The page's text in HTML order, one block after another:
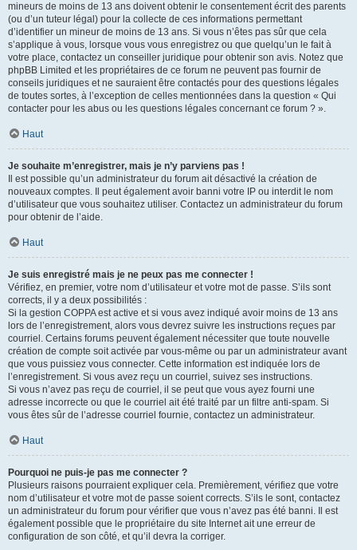
mineurs de moins de 13 ans doivent obtenir le consentement écrit des parents
(ou d’un tuteur légal) pour la collecte de ces informations permettant
d’identifier un mineur de moins de 13 ans. Si vous n’êtes pas sûr que cela
s’applique à vous, lorsque vous vous enregistrez ou que quelqu’un le fait à
votre place, contactez un conseiller juridique pour obtenir son avis. Notez que
phpBB Limited et les propriétaires de ce forum ne peuvent pas fournir de
conseils juridiques et ne sauraient être contactés pour des questions légales
de toutes sortes, à l’exception de celles mentionnées dans la question « Qui
contacter pour les abus ou les questions légales concernant ce forum ? ».
Haut
Je souhaite m’enregistrer, mais je n’y parviens pas !
Il est possible qu’un administrateur du forum ait désactivé la création de
nouveaux comptes. Il peut également avoir banni votre IP ou interdit le nom
d’utilisateur que vous souhaitez utiliser. Contactez un administrateur du forum
pour obtenir de l’aide.
Haut
Je suis enregistré mais je ne peux pas me connecter !
Vérifiez, en premier, votre nom d’utilisateur et votre mot de passe. S’ils sont
corrects, il y a deux possibilités :
Si la gestion COPPA est active et si vous avez indiqué avoir moins de 13 ans
lors de l’enregistrement, alors vous devrez suivre les instructions reçues par
courriel. Certains forums peuvent également nécessiter que toute nouvelle
création de compte soit activée par vous-même ou par un administrateur avant
que vous puissiez vous connecter. Cette information est indiquée lors de
l’enregistrement. Si vous avez reçu un courriel, suivez ses instructions.
Si vous n’avez pas reçu de courriel, il se peut que vous ayez fourni une
adresse incorrecte ou que le courriel ait été traité par un filtre anti-spam. Si
vous êtes sûr de l’adresse courriel fournie, contactez un administrateur.
Haut
Pourquoi ne puis-je pas me connecter ?
Plusieurs raisons pourraient expliquer cela. Premièrement, vérifiez que votre
nom d’utilisateur et votre mot de passe soient corrects. S’ils le sont, contactez
un administrateur du forum pour vérifier que vous n’avez pas été banni. Il est
également possible que le propriétaire du site Internet ait une erreur de
configuration de son côté, et qu’il devra la corriger.